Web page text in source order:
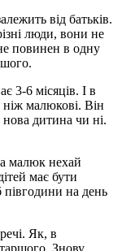
від батьків.
люди, вони не
повинен в одну
3-6 місяців. І в
ніж малюкові. Він
дитина чи ні.
а малюк нехай
має бути
півгодини на день
Як, в